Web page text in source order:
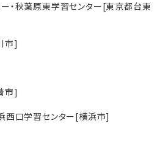
・秋葉原東学習センター[東京都台東
市]
市]
西口学習センター[横浜市]